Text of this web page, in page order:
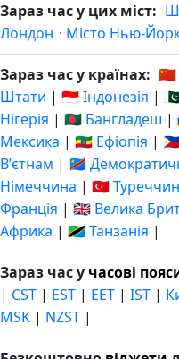
Зараз час у цих міст:
Лондон · Місто Нью-
Зараз час у країнах: 🇨🇳
Штати | 🇮🇩 Індонезія |
Нігерія | 🇧🇩 Бангладеш |
Мексика | 🇪🇹 Ефіопія |
Вʼєтнам | 🇨🇩
Німеччина | 🇹🇷
Франція | 🇬🇧 Велика
Африка | 🇹🇿 Танзанія |
Зараз час у часові
| CST | EST | EET | IST |
MSK | NZST |